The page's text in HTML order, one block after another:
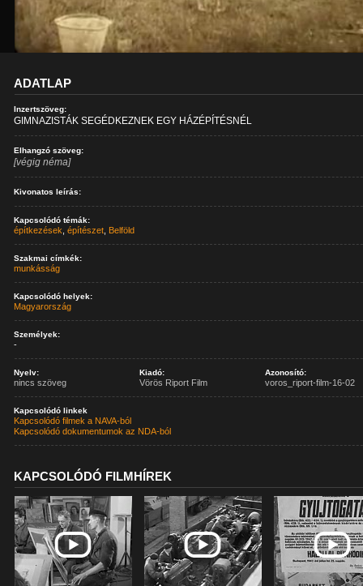
ADATLAP
Inzertszöveg:
GIMNAZISTÁK SEGÉDKEZNEK EGY HÁZÉPÍTÉSNÉL
Elhangzó szöveg:
[végig néma]
Kivonatos leírás:
Kapcsolódó témák:
építkezések ,építészet Belföld
Szakmai címkék:
munkásság
Kapcsolódó helyek:
Magyarország
Személyek:
-
Nyelv:
nincs szöveg
Kiadó:
Vörös Riport Film
Azonosító:
voros_riport-film-16-02
Kapcsolódó linkek
Kapcsolódó filmek a NAVA-ból
Kapcsolódó dokumentumok az NDA-ból
KAPCSOLÓDÓ FILMHÍREK